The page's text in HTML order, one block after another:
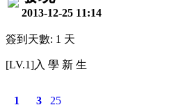
2013-12-25 11:14
簽到天數: 1 天
[LV.1]入 學 新 生
1 3 25